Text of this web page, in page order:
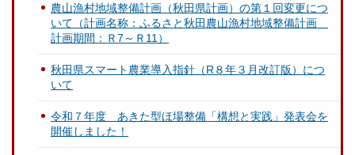
農山漁村地域整備計画（秋田県計画）の第１回変更につ
いて（計画名称：ふるさと秋田農山漁村地域整備計画
計画期間：Ｒ7～Ｒ11）
秋田県スマート農業導入指針（R８年３月改訂版）につ
いて
令和７年度 あきた型ほ場整備「構想と実践」発表会を
開催しました！